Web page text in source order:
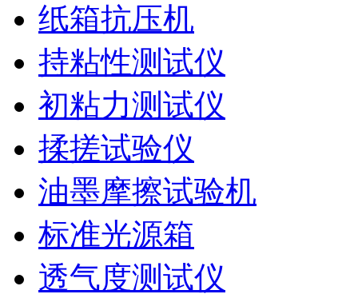
纸箱抗压机
持粘性测试仪
初粘力测试仪
揉搓试验仪
油墨摩擦试验机
标准光源箱
透气度测试仪